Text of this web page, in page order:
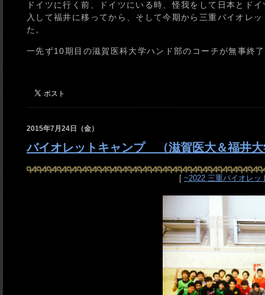
ドイツに行く前、ドイツにいる時、怪我をして日本とド
入して福井に移ってから、そして今期から三重バイオレ
た。
一先ず10期目の滋賀医科大学ハンド部のコーチが無事終
2015年7月24日（金）
バイオレットキャンプ （滋賀医大＆福井
[ ~2022 三重バイオレッ